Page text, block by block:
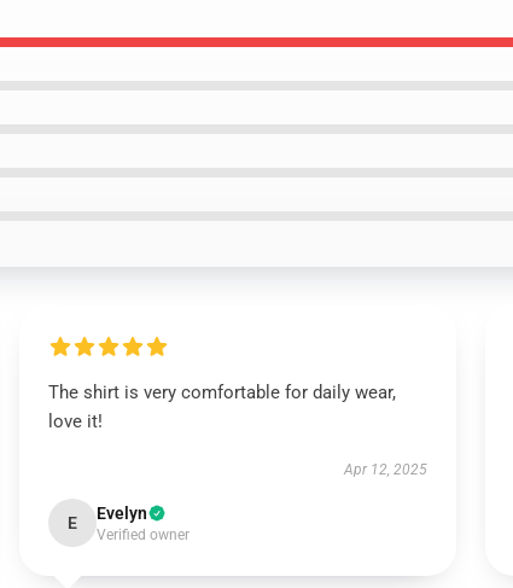
The shirt is very comfortable for daily wear,
love it!
Apr 12, 2025
E Evelyn
Verified owner